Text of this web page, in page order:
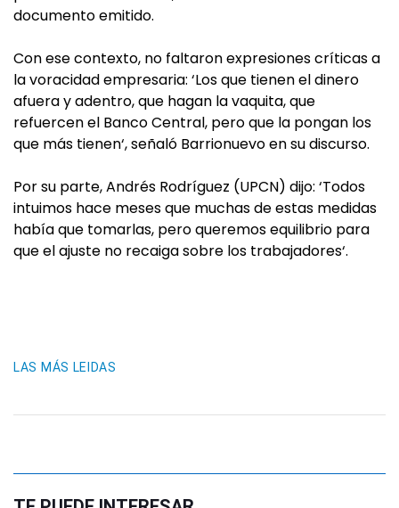
documento emitido.
Con ese contexto, no faltaron expresiones críticas a
la voracidad empresaria: ‘Los que tienen el dinero
afuera y adentro, que hagan la vaquita, que
refuercen el Banco Central, pero que la pongan los
que más tienen‘, señaló Barrionuevo en su discurso.
Por su parte, Andrés Rodríguez (UPCN) dijo: ‘Todos
intuimos hace meses que muchas de estas medidas
había que tomarlas, pero queremos equilibrio para
que el ajuste no recaiga sobre los trabajadores‘.
LAS MÁS LEIDAS